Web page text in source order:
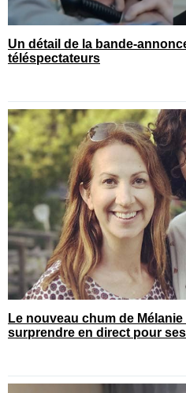
Un détail de la bande-
téléspectateurs
Le nouveau chum de
surprendre en direct pour